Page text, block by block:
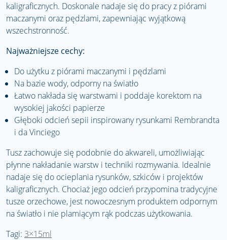
kaligraficznych. Doskonale nadaje się do pracy z piórami
maczanymi oraz pędzlami, zapewniając wyjątkową
wszechstronność.
Najważniejsze cechy:
Do użytku z piórami maczanymi i pędzlami
Na bazie wody, odporny na światło
Łatwo nakłada się warstwami i poddaje korektom na
wysokiej jakości papierze
Głęboki odcień sepii inspirowany rysunkami Rembrandta
i da Vinciego
Tusz zachowuje się podobnie do akwareli, umożliwiając
płynne nakładanie warstw i techniki rozmywania. Idealnie
nadaje się do ocieplania rysunków, szkiców i projektów
kaligraficznych. Chociaż jego odcień przypomina tradycyjne
tusze orzechowe, jest nowoczesnym produktem odpornym
na światło i nie plamiącym rąk podczas użytkowania.
Tagi: 3×15ml